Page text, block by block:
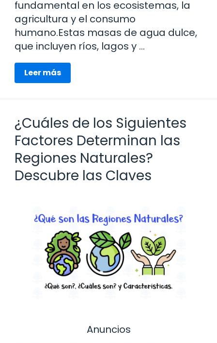
fundamental en los ecosistemas, la
agricultura y el consumo
humano.Estas masas de agua dulce,
que incluyen ríos, lagos y …
Leer más
¿Cuáles de los Siguientes
Factores Determinan las
Regiones Naturales?
Descubre las Claves
Anuncios